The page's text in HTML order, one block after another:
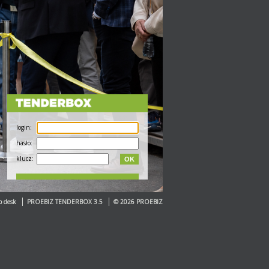
login:
hasło:
klucz:
OK
desk PROEBIZ TENDERBOX 3.5 © 2026 PROEBIZ